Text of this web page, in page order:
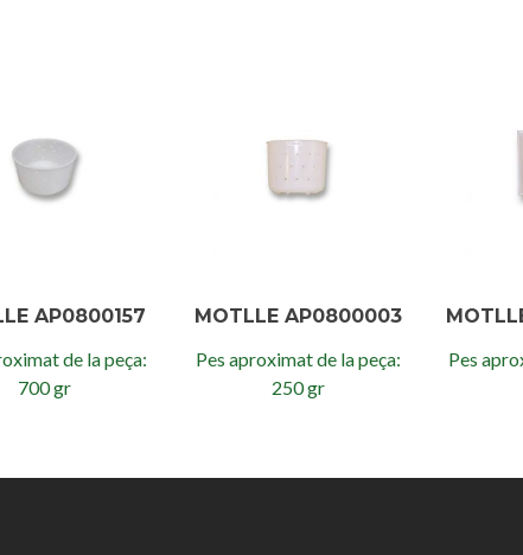
AP0800157
de la peça:
700 gr
MOTLLE AP0800003
Pes aproximat de la peça:
250 gr
Pes